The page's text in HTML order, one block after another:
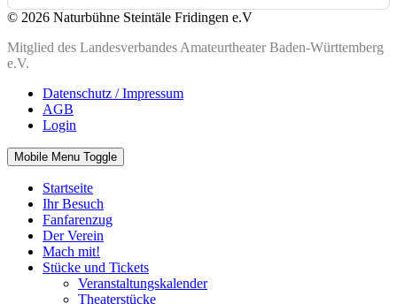
© 2026 Naturbühne Steintäle Fridingen e.V
Mitglied des Landesverbandes Amateurtheater Baden-Württemberg
e.V.
Datenschutz / Impressum
AGB
Login
Mobile Menu Toggle
Startseite
Ihr Besuch
Fanfarenzug
Der Verein
Mach mit!
Stücke und Tickets
Veranstaltungskalender
Theaterstücke